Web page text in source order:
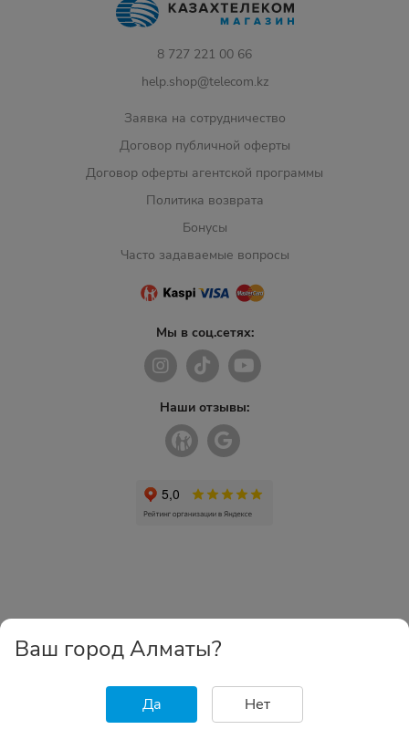
8 727 221 00 66
help.shop@telecom.kz
Заявка на сотрудничество
Договор публичной оферты
Договор оферты агентской программы
Политика возврата
Бонусы
Часто задаваемые вопросы
Мы в соц.сетях:
Наши отзывы:
Ваш город Алматы?
Да Нет